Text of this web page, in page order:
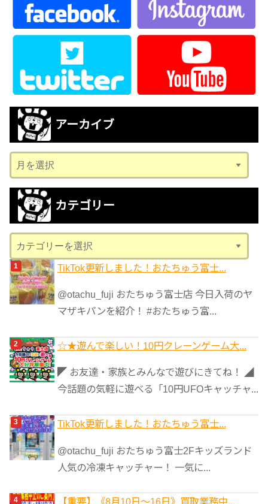
アーカイブ
ー
カ
ブ
カテゴリー
テ
ゴ
リ
ー
TikTok更新しました！おたちゅう富士...
@otachu_fuji おたちゅう富士店 今日入荷のヤ
マザキパンを紹介！ #おたちゅう富...
☆★遊んで楽しい！10円クレーンゲーム大...
◤ お友達・家族とみんなで遊びにきてね！ ◢
今話題の気軽に遊べる「10円UFOキャッチャ...
TikTok更新しました！おたちゅう富士...
@otachu_fuji おたちゅう富士2Fキッズランド
人気の冷凍キャッチャー！ 一気に...